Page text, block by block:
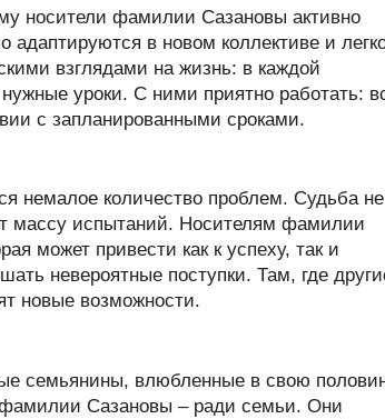
носители фамилии Сазановы активно
в новом коллективе и
взглядами на жизнь: в каждой
уроки. С ними приятно работать:
с запланированными сроками.
немалое количество проблем. Судьба не
массу испытаний. Носителям фамилии
может привести как к успеху, так и
невероятные поступки. Там, где
новые возможности.
семьянины, влюбленные в свою
фамилии Сазановы – ради семьи. Они